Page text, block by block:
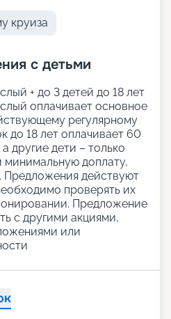
круиза
с детьми
+ до 3 детей до 18 лет
оплачивает основное
регулярному
до 18 лет оплачивает 60
другие дети – только
доплату,
Предложения действуют
проверять их
Предложение
с другими акциями,
или